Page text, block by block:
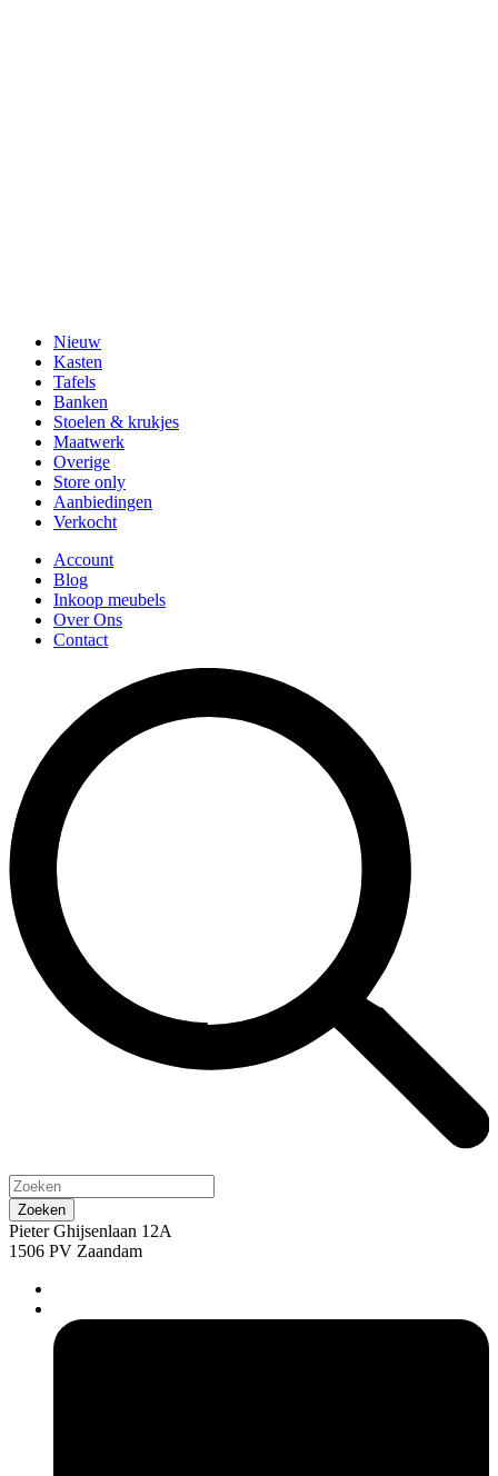
Nieuw
Kasten
Tafels
Banken
Stoelen & krukjes
Maatwerk
Overige
Store only
Aanbiedingen
Verkocht
Account
Blog
Inkoop meubels
Over Ons
Contact
Pieter Ghijsenlaan 12A
1506 PV Zaandam